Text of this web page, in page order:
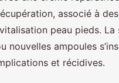
associé à
peau pieds. La
nouvelles ampoules
et récidives.